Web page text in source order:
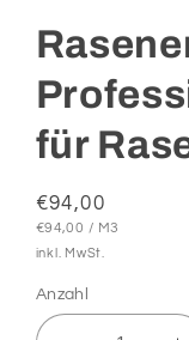
für
Normaler
Preis
€94,00
GRUNDPREIS
€94,00 / PRO
M3
inkl. MwSt.
Anzahl